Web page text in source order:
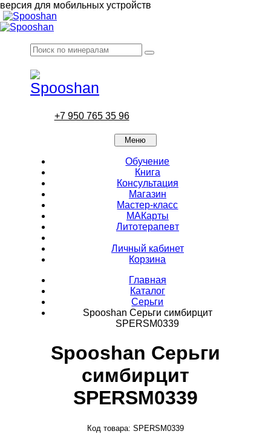
версия для мобильных устройств
+7 950 765 35 96
Меню
Обучение
Книга
Консультация
Магазин
Мастер-класс
МАКарты
Литотерапевт
Личный кабинет
Корзина
Главная
Каталог
Серьги
Spooshan Серьги симбирцит
SPERSM0339
Spooshan Серьги
симбирцит
SPERSM0339
Код товара: SPERSM0339